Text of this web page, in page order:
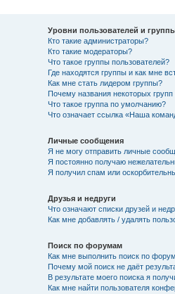
Уровни пользователей и
Кто такие администраторы?
Кто такие модераторы?
Что такое группы пользователей?
Где находятся группы и как мне
Как мне стать лидером группы?
Почему названия некоторых
Что такое группа по умолчанию?
Что означает ссылка «Наша
Личные сообщения
Я не могу отправить личные
Я постоянно получаю
Я получил спам или
Друзья и недруги
Что означают списки друзей и
Как мне добавлять / удалять
Поиск по форумам
Как мне выполнить поиск по
Почему мой поиск не даёт
В результате моего поиска я
Как мне найти пользователя